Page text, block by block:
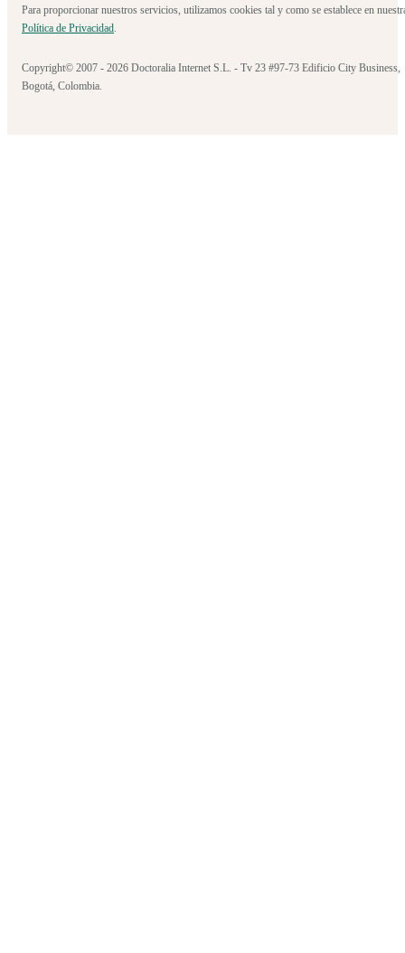
Para proporcionar nuestros servicios, utilizamos cookies tal y como se establece en
Política de Privacidad.
Copyright© 2007 - 2026 Doctoralia Internet S.L. - Tv 23 #97-73 Edificio City Business,
Bogotá, Colombia.